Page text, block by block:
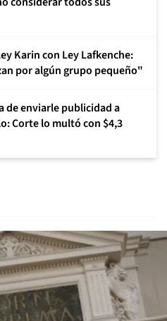
Karin con Ley Lafkenche:
por algún grupo pequeño"
de enviarle publicidad a
Corte lo multó con $4,3